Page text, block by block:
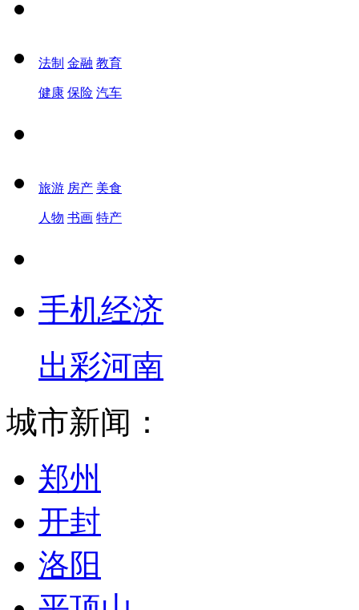
法制 金融 教育
健康 保险 汽车
旅游 房产 美食
人物 书画 特产
手机经济
出彩河南
城市新闻：
郑州
开封
洛阳